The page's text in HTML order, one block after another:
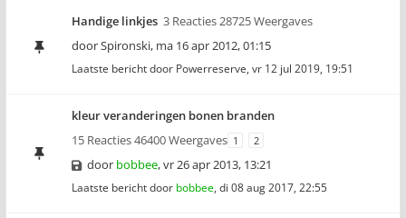
Handige linkjes 3 Reacties 28725 Weergaves
doorSpironski, ma 16 apr 2012, 01:15
Laatste bericht door Powerreserve, vr 12 jul 2019, 19:51
kleur veranderingen bonen branden
15 Reacties 46400 Weergaves 1 2
door bobbee,vr 26 apr 2013, 13:21
Laatste bericht door bobbee, di 08 aug 2017, 22:55